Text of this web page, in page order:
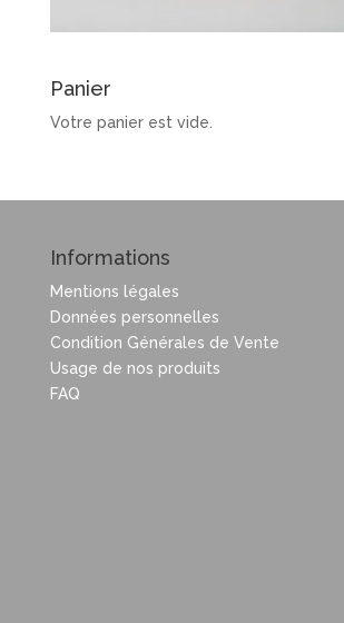
Panier
Votre panier est vide.
Informations
Mentions légales
Données personnelles
Condition Générales de Vente
Usage de nos produits
FAQ